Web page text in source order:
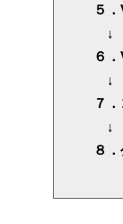
５
↓
６
↓
７
↓
８